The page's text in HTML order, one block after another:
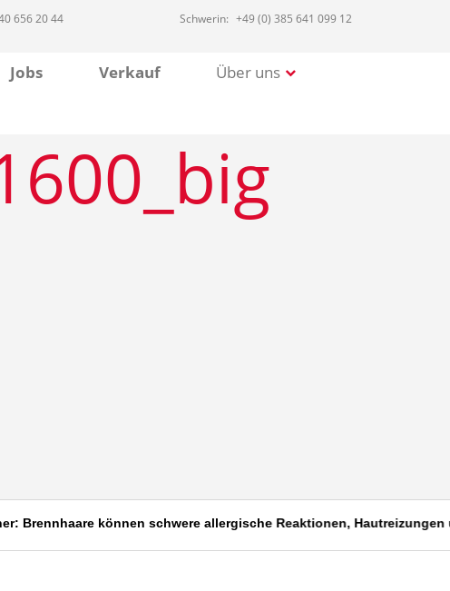
656 20 44 Schwerin: +49 (0) 385 641 099 12
Jobs Verkauf Über uns
Brennhaare können schwere allergische Reaktionen, Hautreizungen